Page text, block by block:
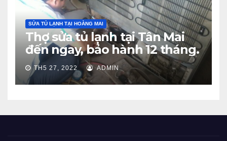
SỬA TỦ LẠNH TẠI HOÀNG MAI
Thợ sửa tủ lạnh tại Tân Mai
đến ngay, bảo hành 12 tháng.
TH5 27, 2022 ADMIN